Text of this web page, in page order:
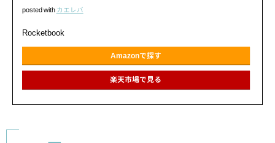
posted with カエレバ
Rocketbook
Amazonで探す
楽天市場で見る